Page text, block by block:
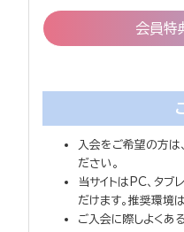
会員特
入会をご希望の方は、
ださい。
当サイトはPC、タブ
だけます。推奨環境は
ご入会に際しよくあ